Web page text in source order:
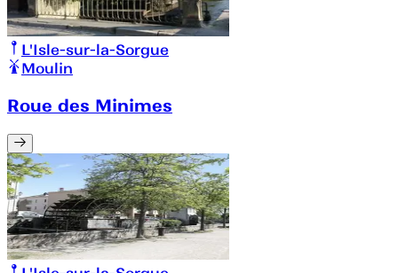
L'Isle-sur-la-Sorgue
Moulin
Roue des Minimes